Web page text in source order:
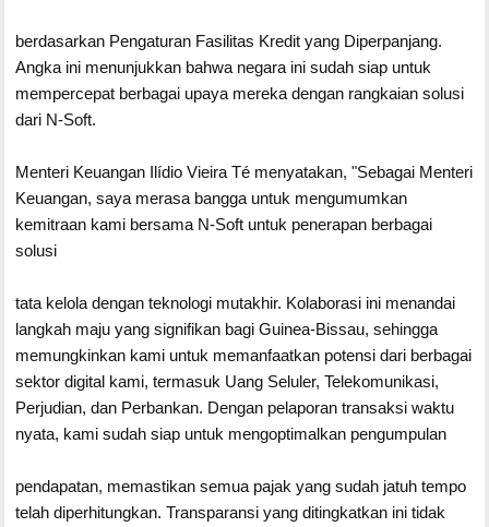
berdasarkan Pengaturan Fasilitas Kredit yang Diperpanjang.
Angka ini menunjukkan bahwa negara ini sudah siap untuk
mempercepat berbagai upaya mereka dengan rangkaian solusi
dari N-Soft.
Menteri Keuangan Ilídio Vieira Té menyatakan, "Sebagai Menteri
Keuangan, saya merasa bangga untuk mengumumkan
kemitraan kami bersama N-Soft untuk penerapan berbagai
solusi
tata kelola dengan teknologi mutakhir. Kolaborasi ini menandai
langkah maju yang signifikan bagi Guinea-Bissau, sehingga
memungkinkan kami untuk memanfaatkan potensi dari berbagai
sektor digital kami, termasuk Uang Seluler, Telekomunikasi,
Perjudian, dan Perbankan. Dengan pelaporan transaksi waktu
nyata, kami sudah siap untuk mengoptimalkan pengumpulan
pendapatan, memastikan semua pajak yang sudah jatuh tempo
telah diperhitungkan. Transparansi yang ditingkatkan ini tidak